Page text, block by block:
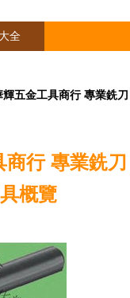
全
五金工具商行 專業銑刀
行 專業銑刀
概覽